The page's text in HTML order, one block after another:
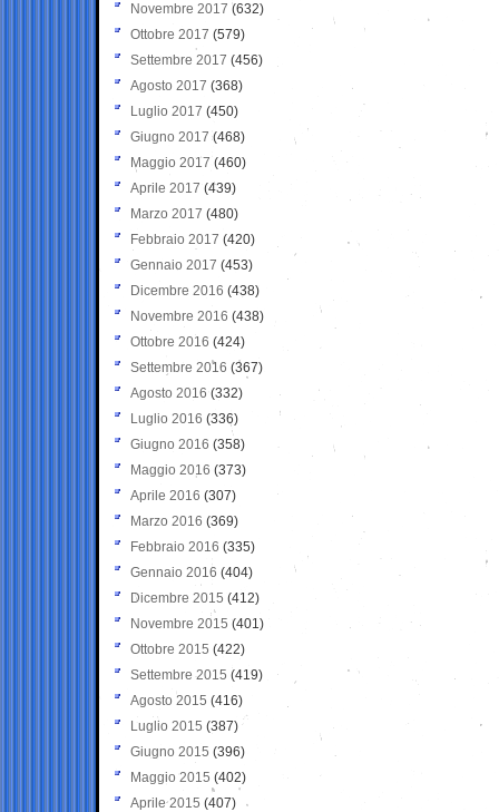
Novembre 2017 (632)
Ottobre 2017 (579)
Settembre 2017 (456)
Agosto 2017 (368)
Luglio 2017 (450)
Giugno 2017 (468)
Maggio 2017 (460)
Aprile 2017 (439)
Marzo 2017 (480)
Febbraio 2017 (420)
Gennaio 2017 (453)
Dicembre 2016 (438)
Novembre 2016 (438)
Ottobre 2016 (424)
Settembre 2016 (367)
Agosto 2016 (332)
Luglio 2016 (336)
Giugno 2016 (358)
Maggio 2016 (373)
Aprile 2016 (307)
Marzo 2016 (369)
Febbraio 2016 (335)
Gennaio 2016 (404)
Dicembre 2015 (412)
Novembre 2015 (401)
Ottobre 2015 (422)
Settembre 2015 (419)
Agosto 2015 (416)
Luglio 2015 (387)
Giugno 2015 (396)
Maggio 2015 (402)
Aprile 2015 (407)